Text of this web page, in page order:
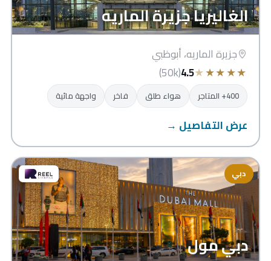
الغاليريا جزيرة الماريه
جزيرة الماريه، أبوظبي
★
★
★
★
★
4.5
(50k)
400+ المتاجر هواء طلق فاخر واجهة مائية
عرض التفاصيل →
دبي
دبي مول